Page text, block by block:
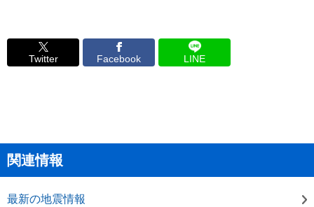
Twitter Facebook LINE
関連情報
最新の地震情報